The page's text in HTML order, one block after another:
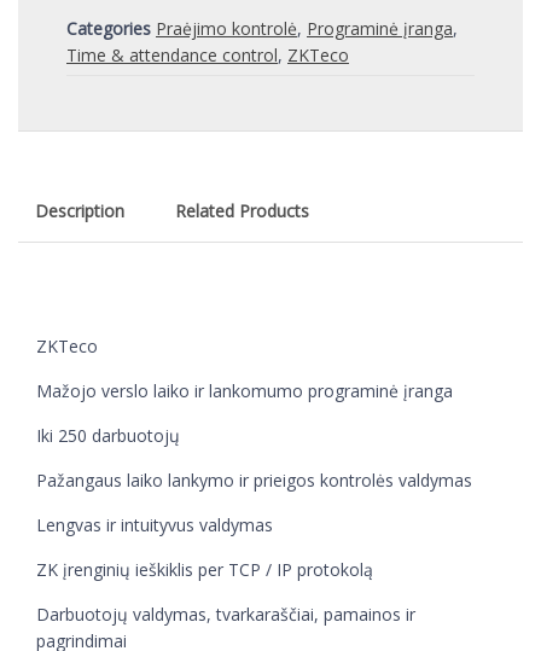
Categories Praėjimo kontrolė, Programinė įranga,
Time & attendance control, ZKTeco
Description Related Products
ZKTeco
Mažojo verslo laiko ir lankomumo programinė įranga
Iki 250 darbuotojų
Pažangaus laiko lankymo ir prieigos kontrolės valdymas
Lengvas ir intuityvus valdymas
ZK įrenginių ieškiklis per TCP / IP protokolą
Darbuotojų valdymas, tvarkaraščiai, pamainos ir
pagrindimai